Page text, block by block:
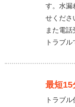
す。水漏
せくださ
また電
トラブ
最短15
トラブ